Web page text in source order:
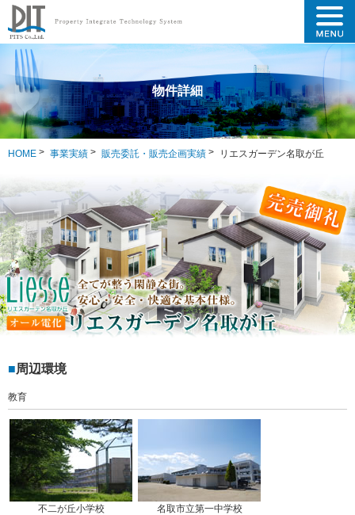
物件詳細
HOME 事業実績 販売委託・販売企画実績 リエスガーデン名取が丘
周辺環境
教育
不二が丘小学校
名取市立第一中学校